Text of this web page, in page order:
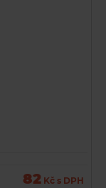
82 Kč s DPH